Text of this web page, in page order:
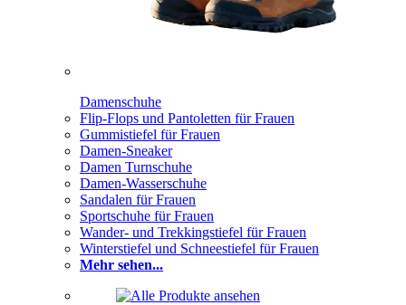
Damenschuhe
Flip-Flops und Pantoletten für Frauen
Gummistiefel für Frauen
Damen-Sneaker
Damen Turnschuhe
Damen-Wasserschuhe
Sandalen für Frauen
Sportschuhe für Frauen
Wander- und Trekkingstiefel für Frauen
Winterstiefel und Schneestiefel für Frauen
Mehr sehen...